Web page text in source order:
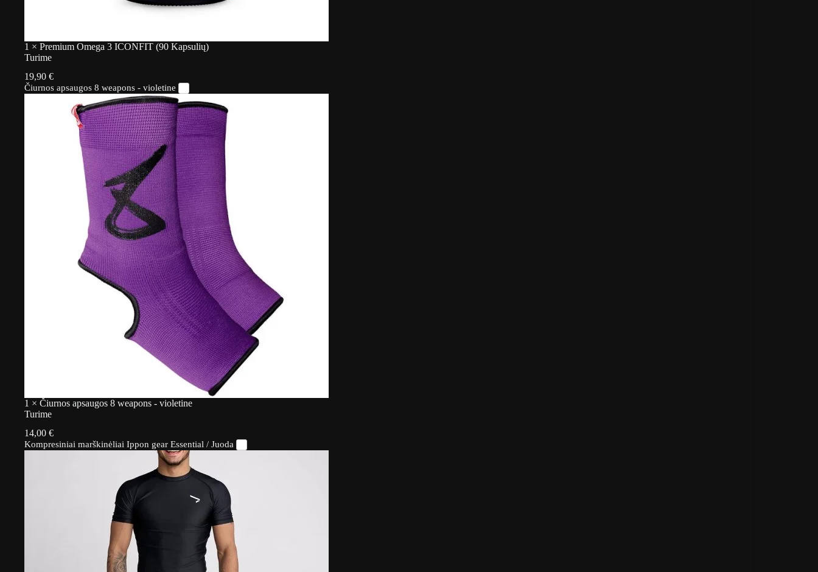
1 × Premium Omega 3 ICONFIT (90 Kapsulių)
Turime
19,90 €
Čiurnos apsaugos 8 weapons - violetine
1 × Čiurnos apsaugos 8 weapons - violetine
Turime
14,00 €
Kompresiniai marškinėliai Ippon gear Essential / Juoda